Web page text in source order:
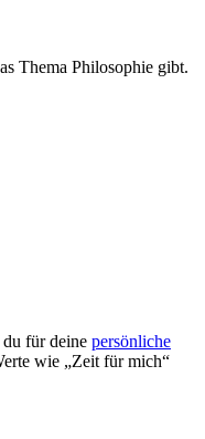
Thema Philosophie gibt.
für deine persönliche
wie „Zeit für mich“